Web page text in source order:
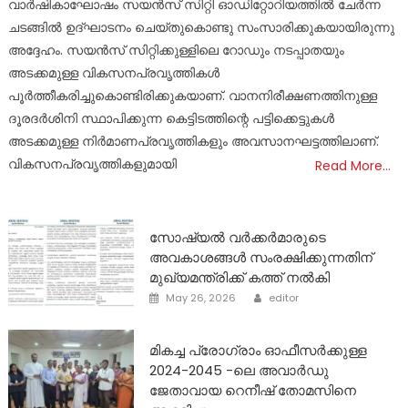
വാർഷികാഘോഷം സയൻസ് സിറ്റി ഓഡിറ്റോറിയത്തിൽ ചേർന്ന
ചടങ്ങിൽ ഉദ്ഘാടനം ചെയ്തുകൊണ്ടു സംസാരിക്കുകയായിരുന്നു
അദ്ദേഹം. സയൻസ് സിറ്റിക്കുള്ളിലെ റോഡും നടപ്പാതയും
അടക്കമുള്ള വികസനപ്രവൃത്തികൾ
പൂർത്തീകരിച്ചുകൊണ്ടിരിക്കുകയാണ്. വാനനിരീക്ഷണത്തിനുള്ള
ദൂരദർശിനി സ്ഥാപിക്കുന്ന കെട്ടിടത്തിന്റെ പട്ടിക്കെട്ടുകൾ
അടക്കമുള്ള നിർമാണപ്രവൃത്തികളും അവസാനഘട്ടത്തിലാണ്.
വികസനപ്രവൃത്തികളുമായി
Read More…
സോഷ്യൽ വർക്കർമാരുടെ
അവകാശങ്ങൾ സംരക്ഷിക്കുന്നതിന്
മുഖ്യമന്ത്രിക്ക് കത്ത് നൽകി
Posted
May 26, 2026 Author
editor
മികച്ച പ്രോഗ്രാം ഓഫീസർക്കുള്ള
2024-2045 -ലെ അവാർഡു
ജേതാവായ റെനീഷ് തോമസിനെ